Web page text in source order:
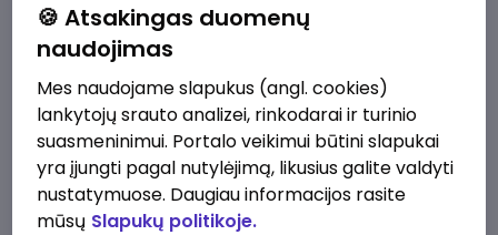
Pridėti naują
Kokios srities darbo pasiūlymai jus domina?
Pridėti naują
🍪 Atsakingas duomenų
naudojimas
Mes naudojame slapukus (angl. cookies)
lankytojų srauto analizei, rinkodarai ir turinio
suasmeninimui. Portalo veikimui būtini slapukai
yra įjungti pagal nutylėjimą, likusius galite valdyti
nustatymuose. Daugiau informacijos rasite
mūsų Slapukų politikoje.